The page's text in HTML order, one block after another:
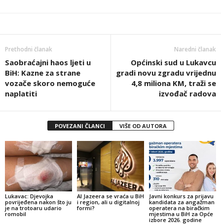
Prethodni članak
Saobraćajni haos ljeti u
BiH: Kazne za strane
vozače skoro nemoguće
naplatiti
Naredni članak
Općinski sud u Lukavcu
gradi novu zgradu vrijednu
4,8 miliona KM, traži se
izvođač radova
POVEZANI ČLANCI VIŠE OD AUTORA
Lukavac: Djevojka
povrijeđena nakon što ju
je na trotoaru udario
romobil
Al Jazeera se vraća u BiH
i region, ali u digitalnoj
formi?
Javni konkurs za prijavu
kandidata za angažman
operatera na biračkim
mjestima u BiH za Opće
izbore 2026. godine